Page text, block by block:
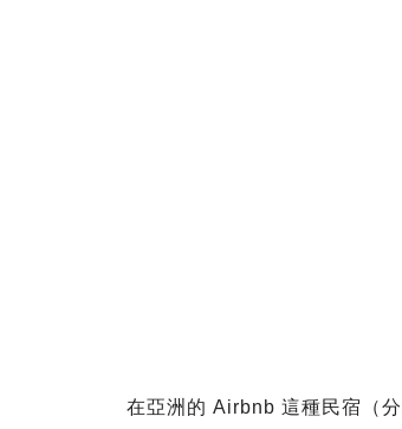
在亞洲的 Airbnb 這種民宿（